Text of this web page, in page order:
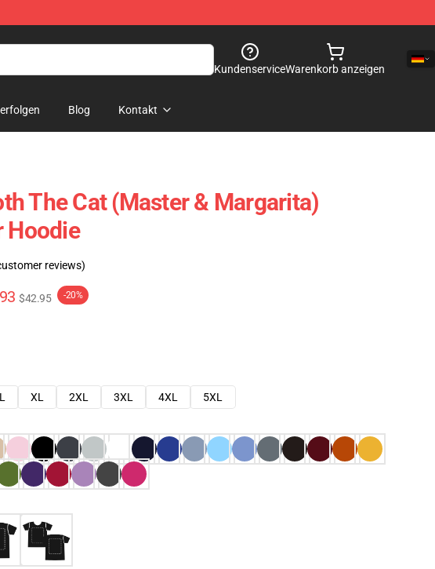
KundenserviceWarenkorb anzeigen
Blog Kontakt
The Cat (Master & Margarita)
Hoodie
reviews)
$42.95 -20%
L XL 2XL 3XL 4XL
5XL